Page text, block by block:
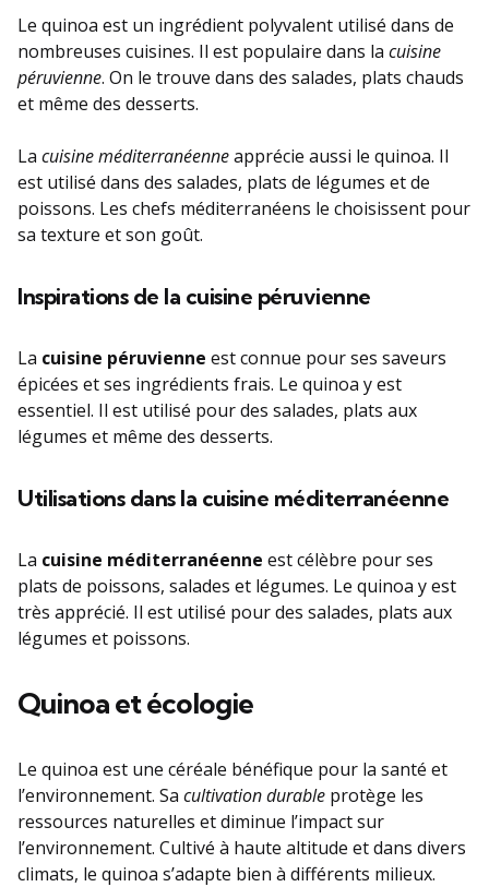
Le quinoa est un ingrédient polyvalent utilisé dans de
nombreuses cuisines. Il est populaire dans la cuisine
péruvienne. On le trouve dans des salades, plats chauds
et même des desserts.
La cuisine méditerranéenneapprécie aussi le quinoa. Il
est utilisé dans des salades, plats de légumes et de
poissons. Les chefs méditerranéens le choisissent pour
sa texture et son goût.
Inspirations de la cuisine péruvienne
La cuisine péruvienne est connue pour ses saveurs
épicées et ses ingrédients frais. Le quinoa y est
essentiel. Il est utilisé pour des salades, plats aux
légumes et même des desserts.
Utilisations dans la cuisine méditerranéenne
La cuisine méditerranéenne est célèbre pour ses
plats de poissons, salades et légumes. Le quinoa y est
très apprécié. Il est utilisé pour des salades, plats aux
légumes et poissons.
Quinoa et écologie
Le quinoa est une céréale bénéfique pour la santé et
l’environnement. Sa cultivation durable protège les
ressources naturelles et diminue l’impact sur
l’environnement. Cultivé à haute altitude et dans divers
climats, le quinoa s’adapte bien à différents milieux.